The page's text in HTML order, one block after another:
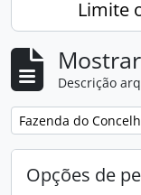
Limite
Descrição
Remover filtro:
Fazenda do
Opções de